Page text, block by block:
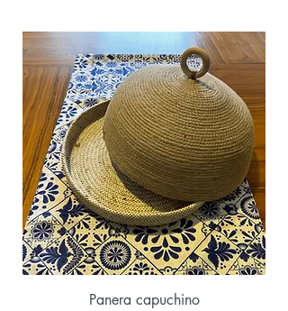
Panera capuchino